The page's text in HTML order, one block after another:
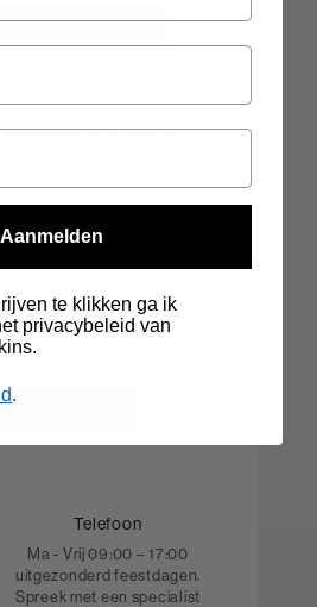
STARTEN
nodig?
hulp bij bestellingen
geplaatst op
EMAIL ONS
Telefoon
Ma - Vrij 09:00 – 17:00
uitgezonderd feestdagen.
Spreek met een specialist
Aanmelden
te klikken ga ik
privacybeleid van
.